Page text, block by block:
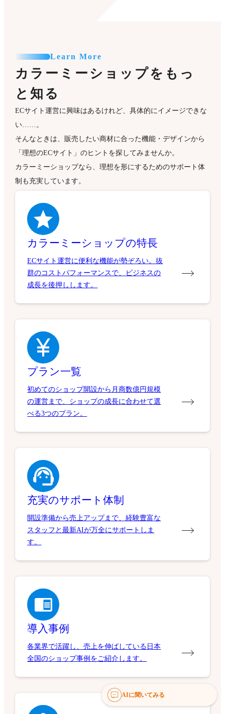
Learn More
カラーミーショップをもっ
と知る
ECサイト運営に興味はあるけれど、具体的にイメージできな
い……。
そんなときは、販売したい商材に合った機能・デザインから
「理想のECサイト」のヒントを探してみませんか。
カラーミーショップなら、理想を形にするためのサポート体
制も充実しています。
カラーミーショップの特長
ECサイト運営に便利な機能が勢ぞろい。抜
群のコストパフォーマンスで、ビジネスの
成長を後押しします。
プラン一覧
初めてのショップ開設から月商数億円規模
の運営まで、ショップの成長に合わせて選
べる3つのプラン。
充実のサポート体制
開設準備から売上アップまで、経験豊富な
スタッフと最新AIが万全にサポートしま
す。
導入事例
各業界で活躍し、売上を伸ばしている日本
全国のショップ事例をご紹介します。
AIに聞いてみる